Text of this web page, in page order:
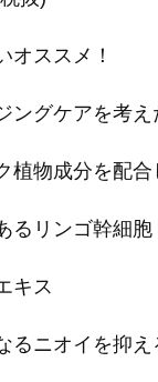
オススメ！
ングケアを考え
植物成分を配合
るリンゴ幹細胞
キス
るニオイを抑